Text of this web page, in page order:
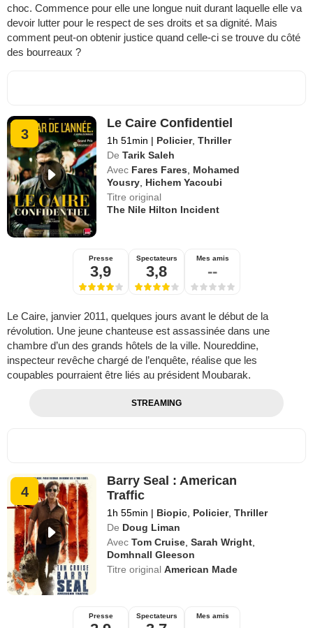
choc. Commence pour elle une longue nuit durant laquelle elle va
devoir lutter pour le respect de ses droits et sa dignité. Mais
comment peut-on obtenir justice quand celle-ci se trouve du côté
des bourreaux ?
3
Le Caire Confidentiel
1h 51min | Policier,Thriller
De Tarik Saleh
Avec Fares Fares
Mohamed
Yousry Hichem Yacoubi
Titre original
The Nile Hilton Incident
Presse
3,9
Spectateurs
3,8
Mes amis
--
Le Caire, janvier 2011, quelques jours avant le début de la
révolution. Une jeune chanteuse est assassinée dans une
chambre d’un des grands hôtels de la ville. Noureddine,
inspecteur revêche chargé de l’enquête, réalise que les
coupables pourraient être liés au président Moubarak.
STREAMING
4
Barry Seal : American
Traffic
1h 55min | Biopic Policier,Thriller
De Doug Liman
Avec Tom Cruise ,Sarah Wright
Domhnall Gleeson
Titre originalAmerican Made
Presse Spectateurs Mes amis